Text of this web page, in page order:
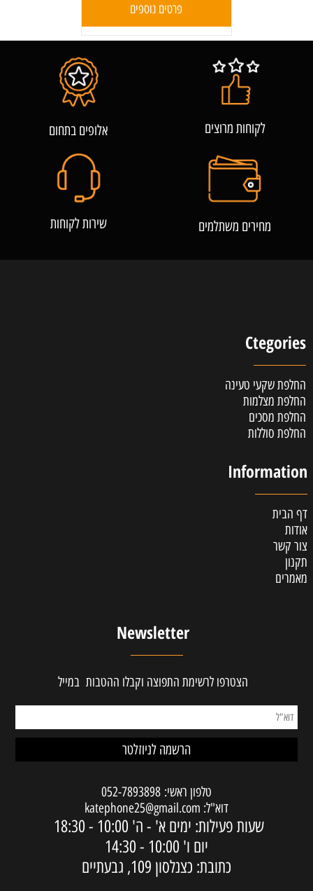
פרטים נוספים
לקוחות מרוצים אלופים בתחום
מחירים משתלמים שירות לקוחות
Ctegories
החלפת שקעי טעינה
החלפת מצלמות
החלפת מסכים
החלפת סוללות
Information
דף הבית
אודות
צור קשר
תקנון
מאמרים
Newsletter
הצטרפו לרשימת התפוצה וקבלו ההטבות במייל
טלפון ראשי: 052-7893898
דוא"ל: katephone25@gmail.com
שעות פעילות: ימים א' - ה' 10:00 - 18:30
יום ו' 10:00 - 14:30
כתובת: כצנלסון 109, גבעתיים